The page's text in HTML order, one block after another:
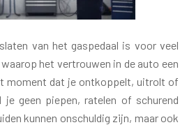
van het gaspedaal is voor veel
het vertrouwen in de auto een
moment dat je ontkoppelt, uitrolt of
geen piepen, ratelen of schurend
kunnen onschuldig zijn, maar ook